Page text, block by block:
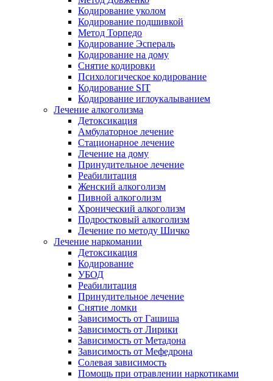
Кодирование уколом
Кодирование подшивкой
Метод Торпедо
Кодирование Эспераль
Кодирование на дому
Снятие кодировки
Психологическое кодирование
Кодирование SIT
Кодирование иглоукалыванием
Лечение алкоголизма
Детоксикация
Амбулаторное лечение
Стационарное лечение
Лечение на дому
Принудительное лечение
Реабилитация
Женский алкоголизм
Пивной алкоголизм
Хронический алкоголизм
Подростковый алкоголизм
Лечение по методу Шичко
Лечение наркомании
Детоксикация
Кодирование
УБОД
Реабилитация
Принудительное лечение
Снятие ломки
Зависимость от Гашиша
Зависимость от Лирики
Зависимость от Метадона
Зависимость от Мефедрона
Солевая зависимость
Помощь при отравлении наркотиками